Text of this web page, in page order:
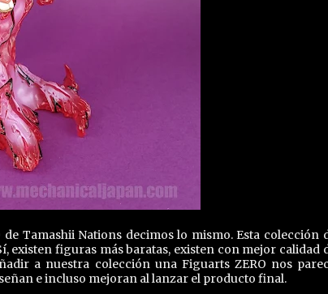
Tamashii Nations decimos lo mismo. Esta colección
existen figuras más baratas, existen con mejor calidad
a nuestra colección una Figuarts ZERO nos
e incluso mejoran al lanzar el producto final.